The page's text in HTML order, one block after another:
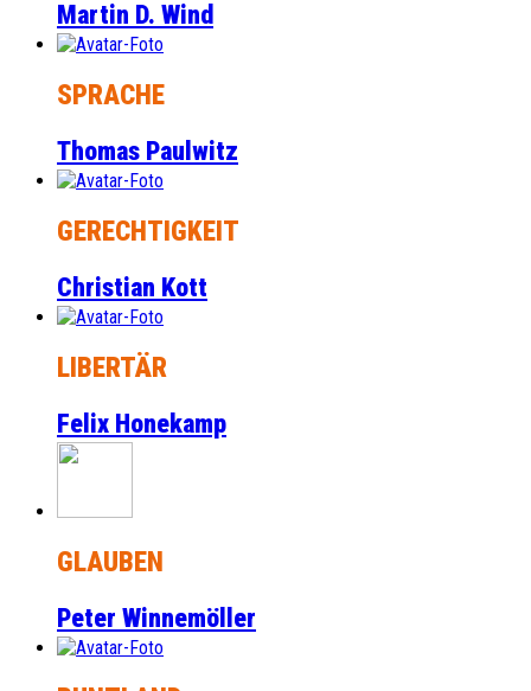
Martin D. Wind
SPRACHE
Thomas Paulwitz
GERECHTIGKEIT
Christian Kott
LIBERTÄR
Felix Honekamp
GLAUBEN
Peter Winnemöller